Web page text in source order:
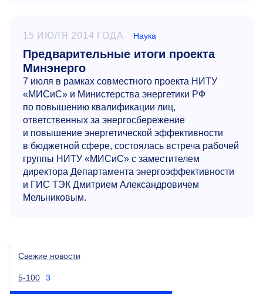
15 ИЮЛЯ 2014 ГОДА Наука
Предварительные итоги проекта
Минэнерго
7 июля в рамках совместного проекта НИТУ
«МИСиС» и Министерства энергетики РФ
по повышению квалификации лиц,
ответственных за энергосбережение
и повышение энергетической эффективности
в бюджетной сфере, состоялась встреча рабочей
группы НИТУ «МИСиС» с заместителем
директора Департамента энергоэффективности
и ГИС ТЭК Дмитрием Александровичем
Мельниковым.
Свежие новости
5-100 3